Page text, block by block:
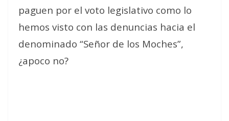
paguen por el voto legislativo como lo
hemos visto con las denuncias hacia el
denominado “Señor de los Moches”,
¿apoco no?